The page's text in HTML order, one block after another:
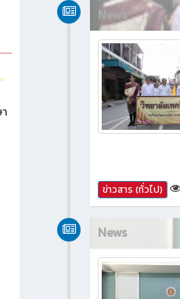
ข่าวสาร (ทั่วไป)
News
ข่าวสาร (ทั่วไป)